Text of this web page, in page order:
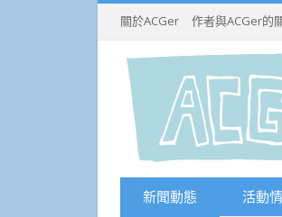
關於ACGer 作者與ACGer的
新聞動態 活動